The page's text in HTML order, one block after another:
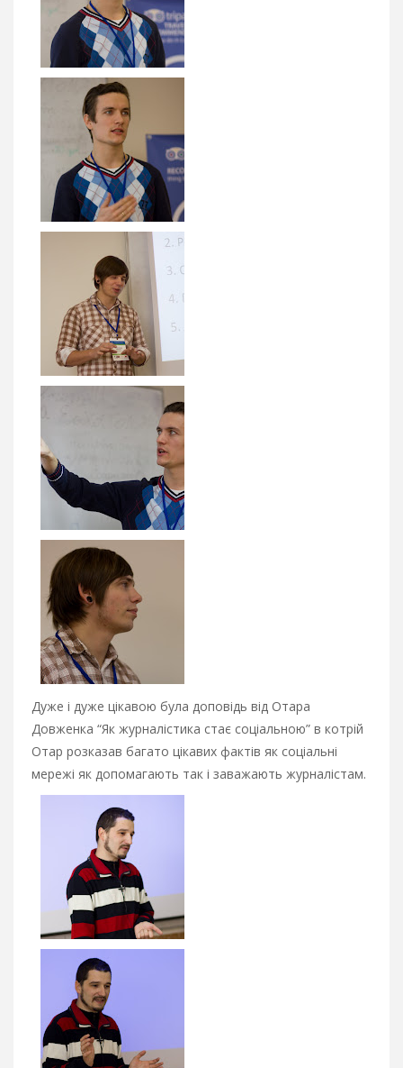
Дуже і дуже цікавою була доповідь від Отара
Довженка “Як журналістика стає соціальною” в котрій
Отар розказав багато цікавих фактів як соціальні
мережі як допомагають так і заважають журналістам.